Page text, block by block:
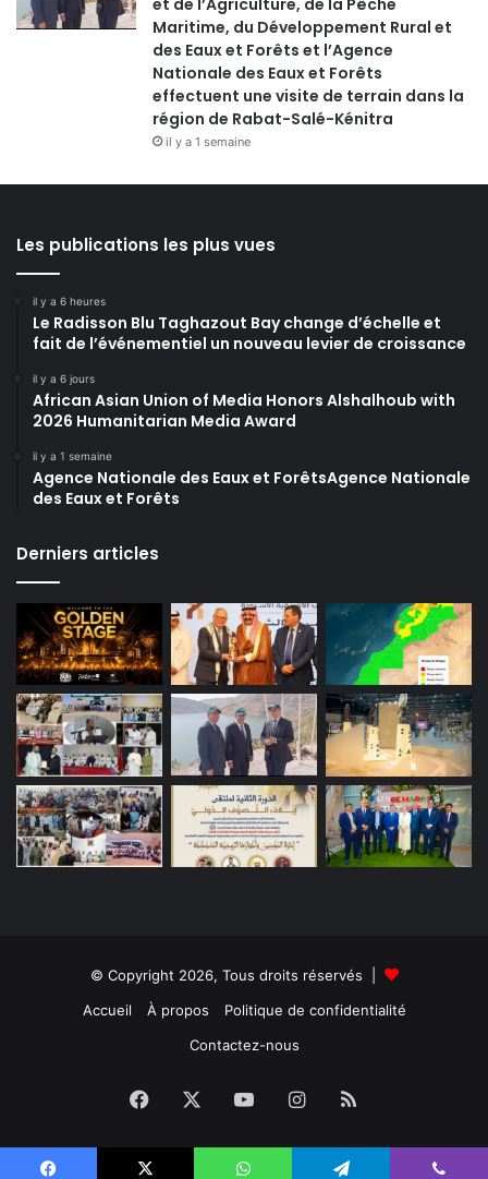
Maritime, du Développement Rural et
des Eaux et Forêts et l’Agence
Nationale des Eaux et Forêts
effectuent une visite de terrain dans la
région de Rabat-Salé-Kénitra
il y a 1 semaine
Les publications les plus vues
il y a 6 heures
Le Radisson Blu Taghazout Bay change d’échelle et
fait de l’événementiel un nouveau levier de croissance
il y a 6 jours
African Asian Union of Media Honors Alshalhoub with
2026 Humanitarian Media Award
il y a 1 semaine
Agence Nationale des Eaux et ForêtsAgence Nationale
des Eaux et Forêts
Derniers articles
© Copyright 2026, Tous droits réservés |
Accueil
À propos
Politique de confidentialité
Contactez-nous
Facebook YouTubeInstagram